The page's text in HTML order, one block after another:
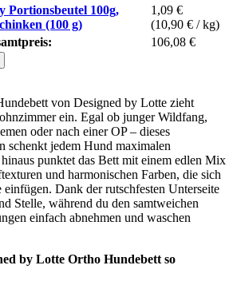
Portionsbeutel 100g,
(100 g)
1,09 €
(10,90 € / kg)
106,08 €
von Designed by Lotte zieht
ein. Egal ob junger Wildfang,
oder nach einer OP – dieses
schenkt jedem Hund maximalen
punktet das Bett mit einem edlen Mix
und harmonischen Farben, die sich
einfügen. Dank der rutschfesten Unterseite
Stelle, während du den samtweichen
einfach abnehmen und waschen
by Lotte Ortho Hundebett so